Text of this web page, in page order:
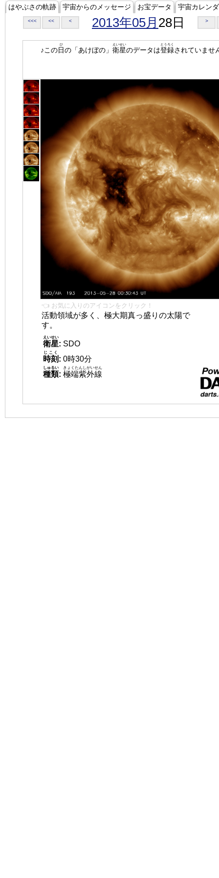
はやぶさの軌跡 宇宙からのメッセージ お宝データ 宇宙カレン
<<< << < 2013年05月 28日 >
♪この日
ひ
の「あけぼの」 衛星
えいせい
のデータは登録
とうろく
されていませ
👈 お気に入りのアイコンをクリック！
活動領域が多く、極大期真っ盛りの太陽で
す。
衛星
えいせい
: SDO
時刻
じこく
: 0時30分
種類
しゅるい
: 極端紫外線
きょくたんしがいせん